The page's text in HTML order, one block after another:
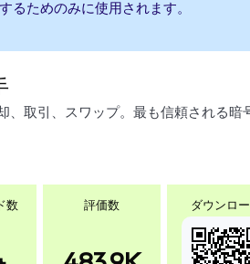
るためのみに使用されます。
取引、スワップ。最も信頼される暗
数 評価数 ダウンロ